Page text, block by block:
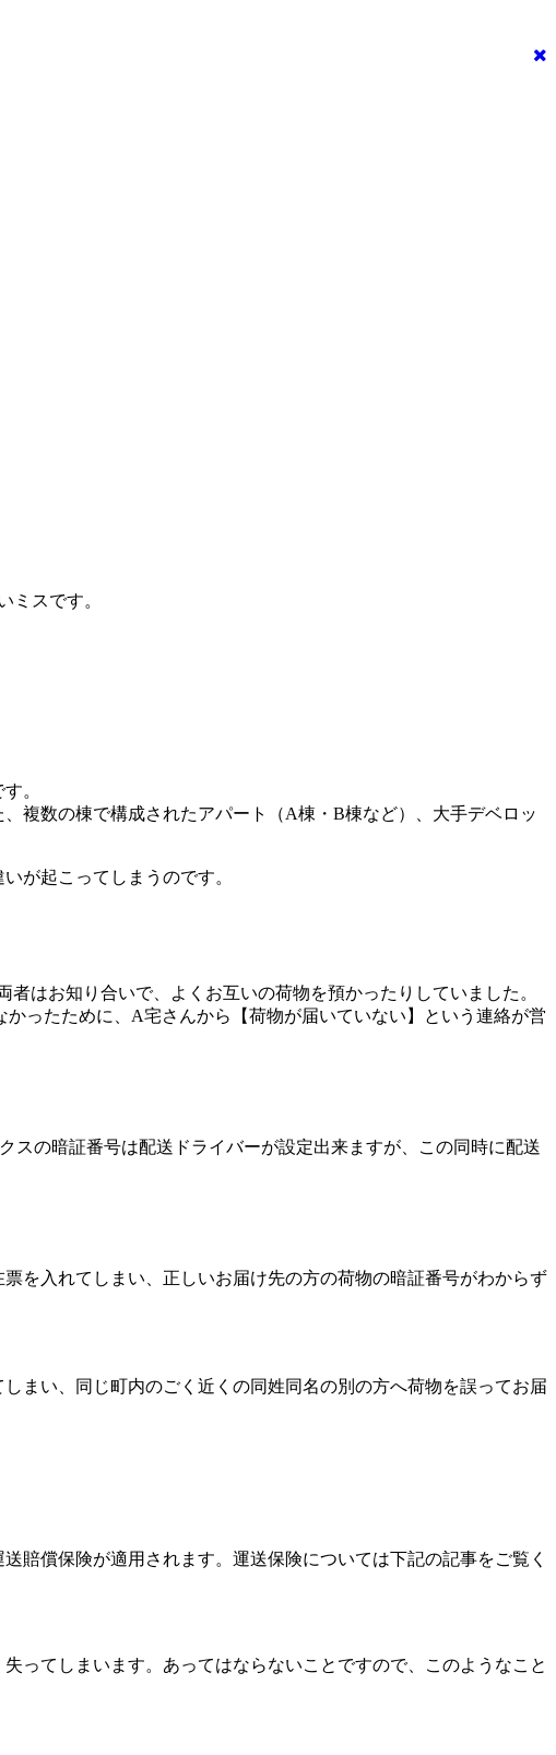
ミスです。
す。
複数の棟で構成されたアパート（A棟・B棟など）、大手デベロッ
が起こってしまうのです。
はお知り合いで、よくお互いの荷物を預かったりしていました。
ったために、A宅さんから【荷物が届いていない】という連絡が営
スの暗証番号は配送ドライバーが設定出来ますが、この同時に配送
を入れてしまい、正しいお届け先の方の荷物の暗証番号がわからず
まい、同じ町内のごく近くの同姓同名の別の方へ荷物を誤ってお届
賠償保険が適用されます。運送保険については下記の記事をご覧く
ってしまいます。あってはならないことですので、このようなこと